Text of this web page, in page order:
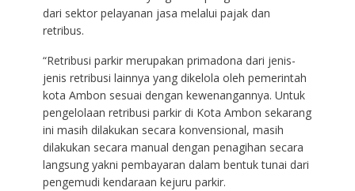
dari sektor pelayanan jasa melalui pajak dan
retribus.
“Retribusi parkir merupakan primadona dari jenis-
jenis retribusi lainnya yang dikelola oleh pemerintah
kota Ambon sesuai dengan kewenangannya. Untuk
pengelolaan retribusi parkir di Kota Ambon sekarang
ini masih dilakukan secara konvensional, masih
dilakukan secara manual dengan penagihan secara
langsung yakni pembayaran dalam bentuk tunai dari
pengemudi kendaraan kejuru parkir.